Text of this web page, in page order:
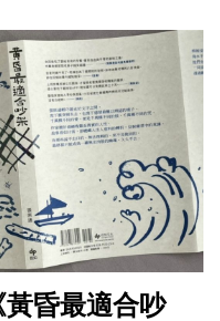
昏最適合吵